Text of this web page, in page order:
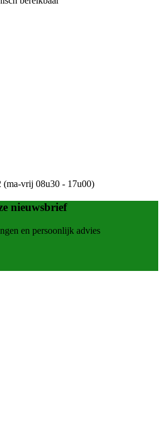
(ma-vrij 08u30 - 17u00)
nieuwsbrief
en persoonlijk advies